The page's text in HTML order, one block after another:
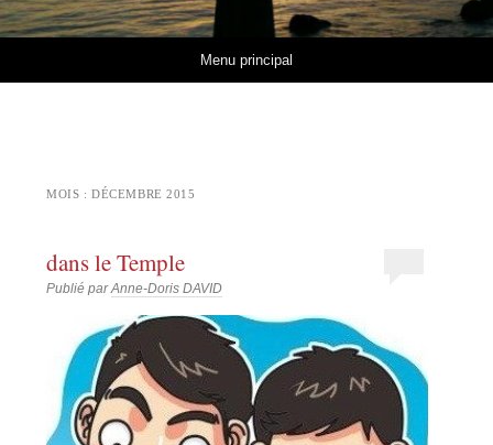
Menu principal
MOIS :DÉCEMBRE 2015
dans le Temple
Publié parAnne-Doris DAVID